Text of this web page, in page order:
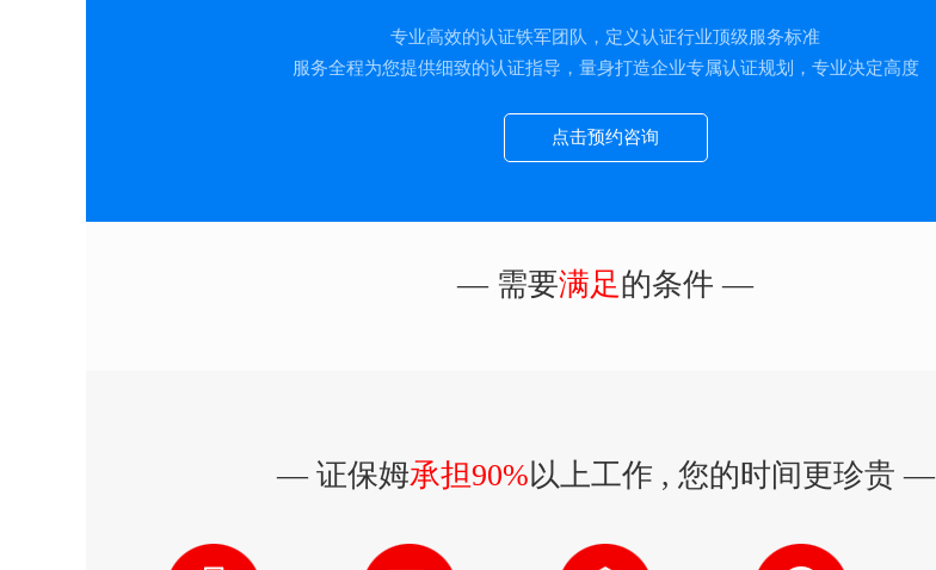
专业高效的认证铁军团队，定义认证行业顶级服务标准
服务全程为您提供细致的认证指导，量身打造企业专属认证规划，专业决定高度
点击预约咨询
— 需要满足的条件 —
— 证保姆承担90%以上工作 , 您的时间更珍贵 —